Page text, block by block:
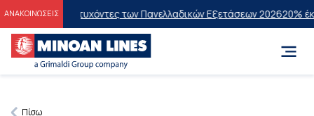
ΑΝΑΚΟΙΝΩΣΕΙΣ
στους Επιτυχόντες των Πανελλαδικών Εξετάσεων 202620%
Πίσω